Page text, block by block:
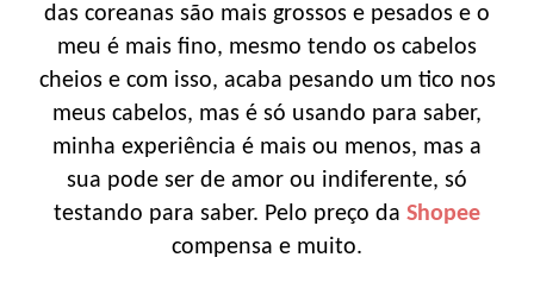
das coreanas são mais grossos e pesados e o
meu é mais fino, mesmo tendo os cabelos
cheios e com isso, acaba pesando um tico nos
meus cabelos, mas é só usando para saber,
minha experiência é mais ou menos, mas a
sua pode ser de amor ou indiferente, só
testando para saber. Pelo preço da Shopee
compensa e muito.